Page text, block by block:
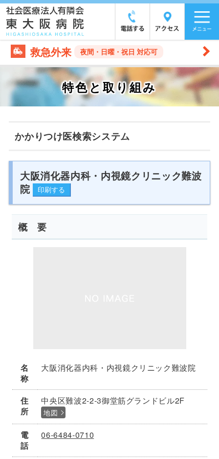
救急外来 夜間・日曜・祝日 対応可
特色と取り組み
かかりつけ医検索システム
大阪消化器内科・内視鏡クリニック難波
院
概 要
名
称
大阪消化器内科・内視鏡クリニック難波院
住
所
中央区難波2-2-3御堂筋グランドビル2F
地図
電
話
06-6484-0710